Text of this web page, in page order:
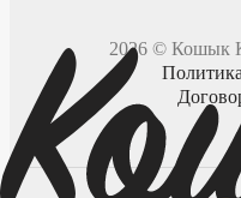
2026 © Кошык